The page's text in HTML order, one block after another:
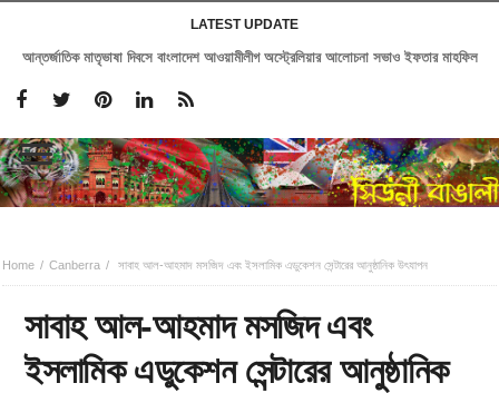
LATEST UPDATE
আন্তর্জাতিক মাতৃভাষা দিবসে বাংলাদেশ আওয়ামীলীগ অস্ট্রেলিয়ার আলোচনা সভাও ইফতার মাহফিল
Home Canberra সাবাহ আল-আহমাদ মসজিদ এবং ইসলামিক এডুকেশন সেন্টারের আনুষ্ঠানিক উৎযাপন
সাবাহ আল-আহমাদ মসজিদ এবং
ইসলামিক এডুকেশন সেন্টারের আনুষ্ঠানিক